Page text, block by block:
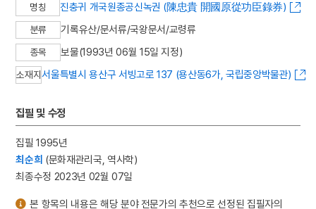
명칭 진충귀 개국원종공신녹권 (陳忠貴 開國原從功臣錄券)
분류 기록유산/문서류/국왕문서/교령류
종목 보물(1993년 06월 15일 지정)
소재지 서울특별시 용산구 서빙고로 137 (용산동6가, 국립중앙박물관)
집필 및 수정
집필 1995년
최순희 (문화재관리국, 역사학)
최종수정 2023년 02월 07일
본 항목의 내용은 해당 분야 전문가의 추천으로 선정된 집필자의